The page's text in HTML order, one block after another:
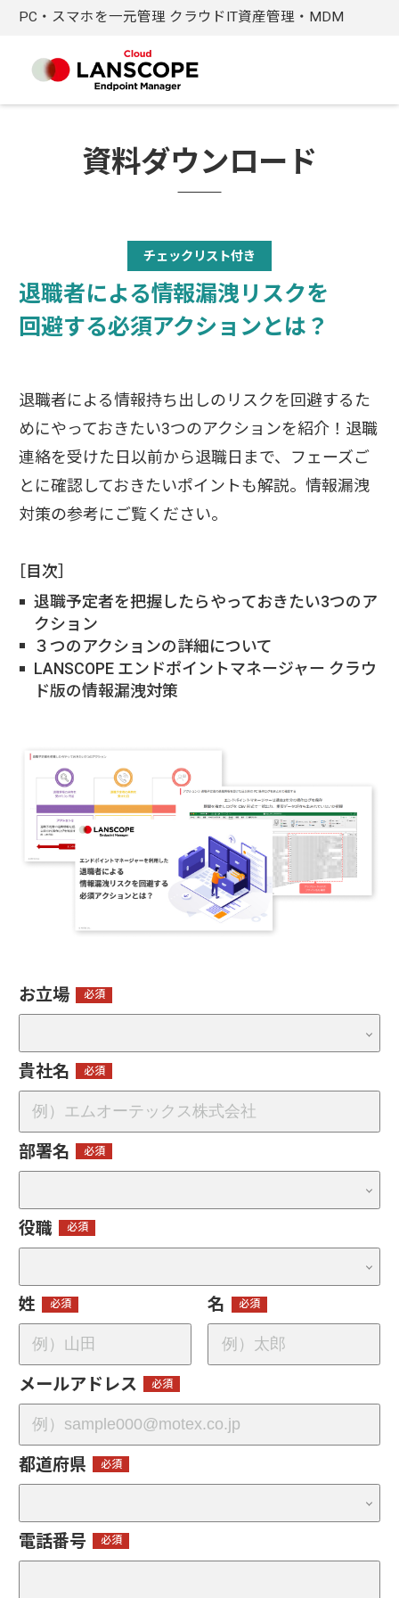
PC・スマホを一元管理 クラウドIT資産管理・MDM
資料ダウンロード
チェックリスト付き
退職者による情報漏洩リスクを
回避する必須アクションとは？
退職者による情報持ち出しのリスクを回避するた
めにやっておきたい3つのアクションを紹介！退職
連絡を受けた日以前から退職日まで、フェーズご
とに確認しておきたいポイントも解説。情報漏洩
対策の参考にご覧ください。
［目次］
退職予定者を把握したらやっておきたい3つのア
クション
３つのアクションの詳細について
LANSCOPE エンドポイントマネージャー クラウ
ド版の情報漏洩対策
お立場
貴社名
部署名
役職
姓 名
メールアドレス
都道府県
電話番号